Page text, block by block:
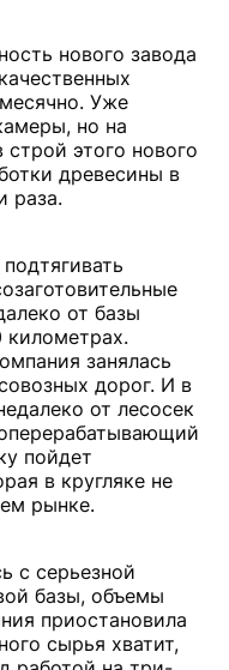
нового завода
Уже
но на
этого нового
древесины в
раза.
от базы
километрах.
занялась
дорог. И в
от лесосек
пойдет
в кругляке не
рынке.
с серьезной
базы, объемы
приостановила
сырья хватит,